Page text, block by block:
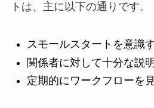
トは、主に以下の通りです。
スモールスタートを意識
関係者に対して十分な説
定期的にワークフローを